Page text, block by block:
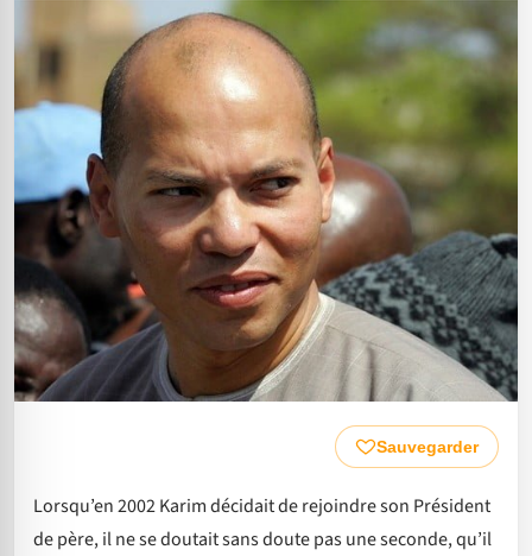
Sauvegarder
Lorsqu’en 2002 Karim décidait de rejoindre son Président
de père, il ne se doutait sans doute pas une seconde, qu’il